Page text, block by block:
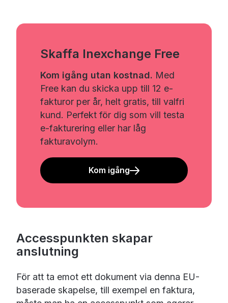
Skaffa Inexchange Free
Kom igång utan kostnad. Med
Free kan du skicka upp till 12 e-
fakturor per år, helt gratis, till valfri
kund. Perfekt för dig som vill testa
e-fakturering eller har låg
fakturavolym.
Kom igång
Accesspunkten skapar
anslutning
För att ta emot ett dokument via denna EU-
baserade skapelse, till exempel en faktura,